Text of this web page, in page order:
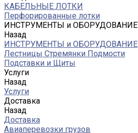
КАБЕЛЬНЫЕ ЛОТКИ
Перфорированные лотки
ИНСТРУМЕНТЫ и ОБОРУДОВАНИЕ
Назад
ИНСТРУМЕНТЫ и ОБОРУДОВАНИЕ
Лестницы Стремянки Подмости
Подставки и Щиты
Услуги
Назад
Услуги
Доставка
Назад
Доставка
Авиаперевозки грузов